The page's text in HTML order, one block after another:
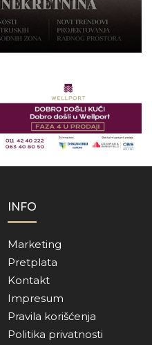
INFO
Marketing
Pretplata
Kontakt
Impresum
Pravila korišćenja
Politika privatnosti